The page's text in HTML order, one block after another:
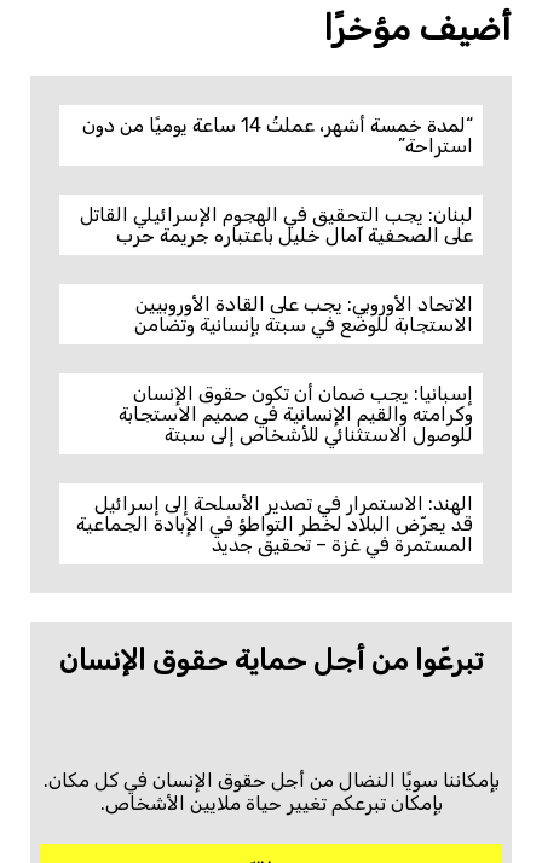
أضيف مؤخرًا
“لمدة خمسة أشهر، عملتُ 14 ساعة يوميًا من دون
استراحة”
لبنان: يجب التحقيق في الهجوم الإسرائيلي القاتل
على الصحفية آمال خليل باعتباره جريمة حرب
الاتحاد الأوروبي: يجب على القادة الأوروبيين
الاستجابة للوضع في سبتة بإنسانية وتضامن
إسبانيا: يجب ضمان أن تكون حقوق الإنسان
وكرامته والقيم الإنسانية في صميم الاستجابة
للوصول الاستثنائي للأشخاص إلى سبتة
الهند: الاستمرار في تصدير الأسلحة إلى إسرائيل
قد يعرّض البلاد لخطر التواطؤ في الإبادة الجماعية
المستمرة في غزة – تحقيق جديد
تبرعّوا من أجل حماية حقوق الإنسان
بإمكاننا سويًا النضال من أجل حقوق الإنسان في كل مكان.
بإمكان تبرعكم تغيير حياة ملايين الأشخاص.